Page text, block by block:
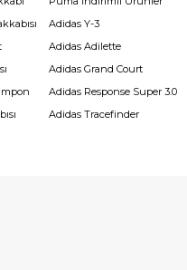
Adidas Y-3
Adidas Adilette
Adidas Grand Court
Adidas Response Super 3.0
Adidas Tracefinder